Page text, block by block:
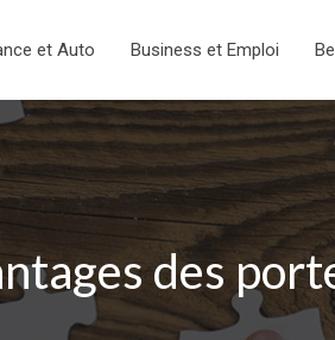
et Auto Business et Emploi
des